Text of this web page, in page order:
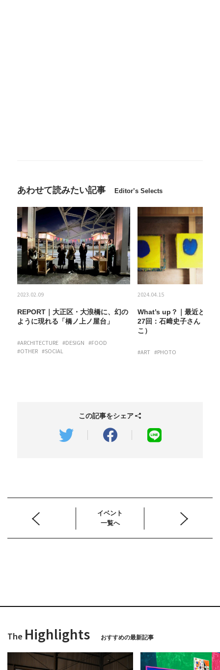
あわせて読みたい記事 Editor’s Selects
2023.02.09
REPORT｜大正区・大浪橋に、幻の
ように現れる「橋ノ上ノ屋台」
#ARCHITECTURE #DESIGN #FOOD
#OTHER #SOCIAL
2024.04.15
What’s up？｜最近どう
27回：石﨑史子さん（ア
こ）
#ART #PHOTO
この記事をシェア
イベント
一覧へ
The Highlights おすすめの最新記事